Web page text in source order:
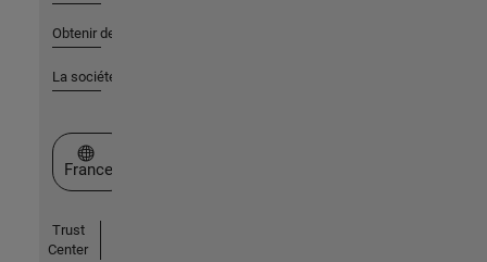
Obtenir de l'aide
La société
Sélectionner un site web
France
Trust
Center